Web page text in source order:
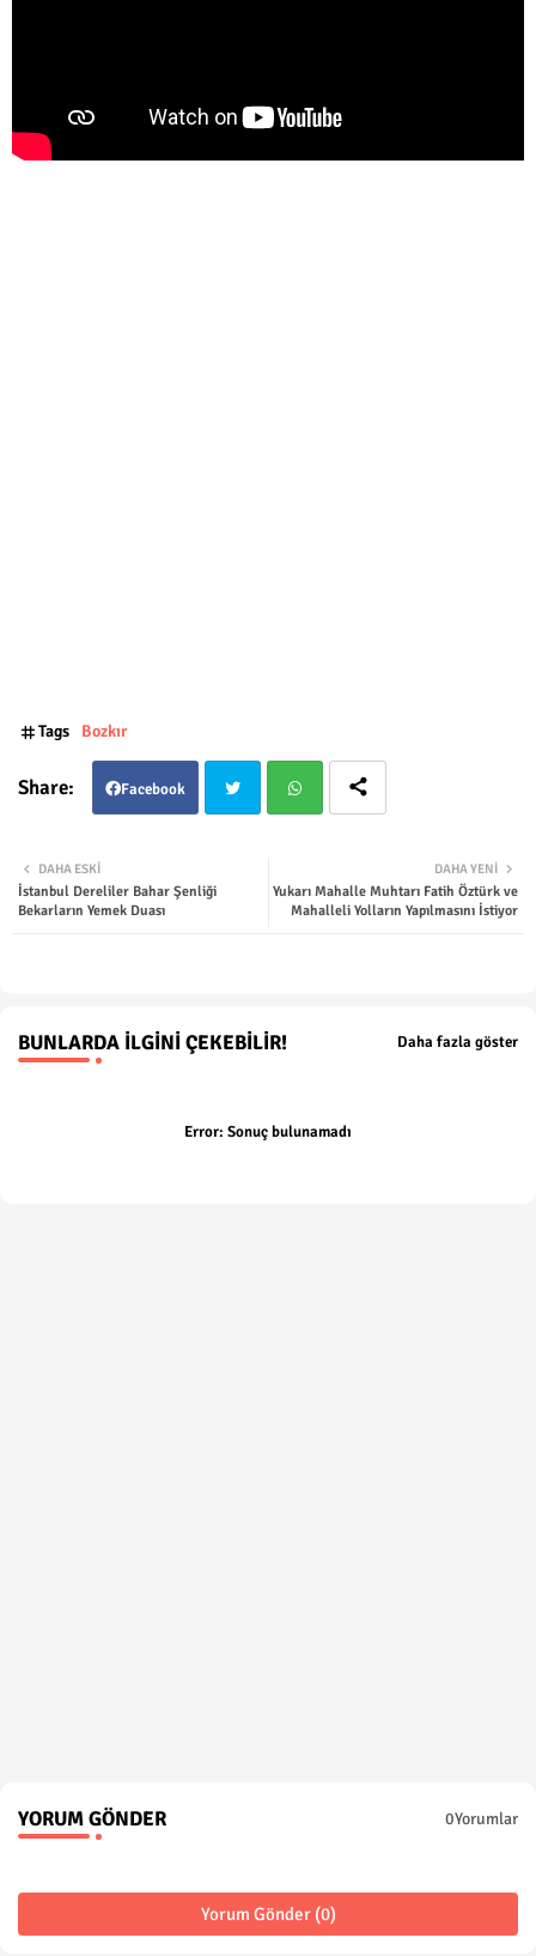
Tags Bozkır
Facebook
tsap
DAHA YENI
Yukarı Mahalle Muhtarı Fatih Öztürk ve
Mahalleli Yolların Yapılmasını İstiyor
DAHA ESKI
İstanbul Dereliler Bahar Şenliği
Bekarların Yemek Duası
BUNLARDA İLGINI ÇEKEBILIR! Daha fazla göster
Error: Sonuç bulunamadı
YORUM GÖNDER 0Yorumlar
Yorum Gönder (0)